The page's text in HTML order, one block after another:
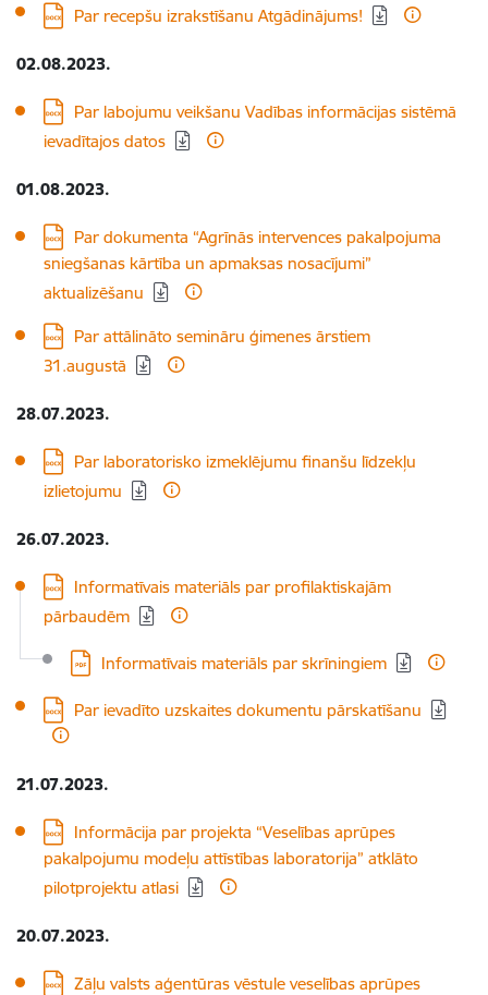
Lejupielādēt:
Par recepšu izrakstīšanu Atgādinājums!
02.08.2023.
Lejupielādēt:
Par labojumu veikšanu Vadības informācijas sistēmā
ievadītajos datos
01.08.2023.
Lejupielādēt:
Par dokumenta “Agrīnās intervences pakalpojuma
sniegšanas kārtība un apmaksas nosacījumi”
aktualizēšanu
Lejupielādēt:
Par attālināto semināru ģimenes ārstiem
31.augustā
28.07.2023.
Lejupielādēt:
Par laboratorisko izmeklējumu finanšu līdzekļu
izlietojumu
26.07.2023.
Lejupielādēt:
Informatīvais materiāls par profilaktiskajām
pārbaudēm
Lejupielādēt:
Informatīvais materiāls par skrīningiem
Lejupielādēt:
Par ievadīto uzskaites dokumentu pārskatīšanu
21.07.2023.
Lejupielādēt:
Informācija par projekta “Veselības aprūpes
pakalpojumu modeļu attīstības laboratorija” atklāto
pilotprojektu atlasi
20.07.2023.
Lejupielādēt:
Zāļu valsts aģentūras vēstule veselības aprūpes